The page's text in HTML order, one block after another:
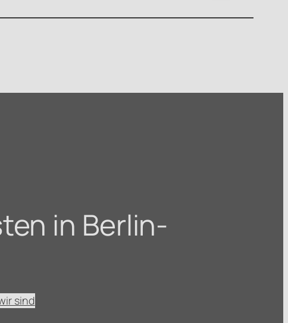
in Berlin-
sind